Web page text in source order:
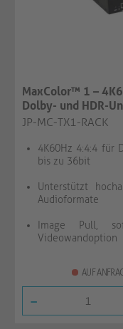
MaxColor™ 1 –
Dolby- und HDR-
JP-MC-TX1-RACK
4K60Hz 4:4:4 für
bis zu 36bit
Unterstützt
Audioformate
Image Pull,
Videowandoption
AUF
-